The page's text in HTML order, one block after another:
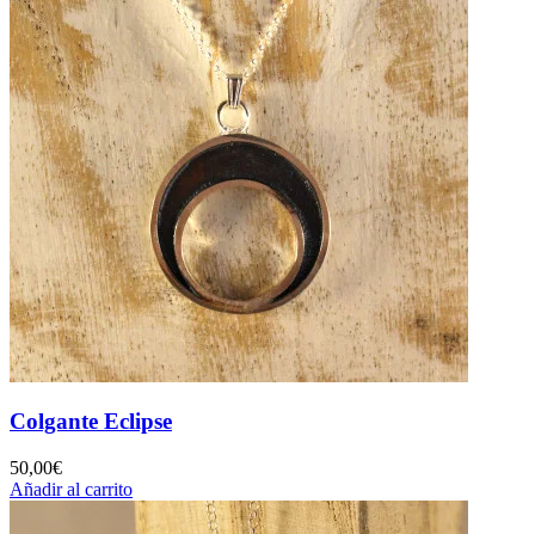
Colgante Eclipse
50,00€
Añadir al carrito